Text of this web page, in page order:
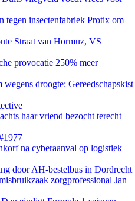
tegen insectenfabriek Protix om
Straat van Hormuz, VS
provocatie 250% meer
wegens droogte: Gereedschapskist
haar vriend bezocht terecht
na cyberaanval op logistiek
door AH-bestelbus in Dordrecht
zorgprofessional Jan